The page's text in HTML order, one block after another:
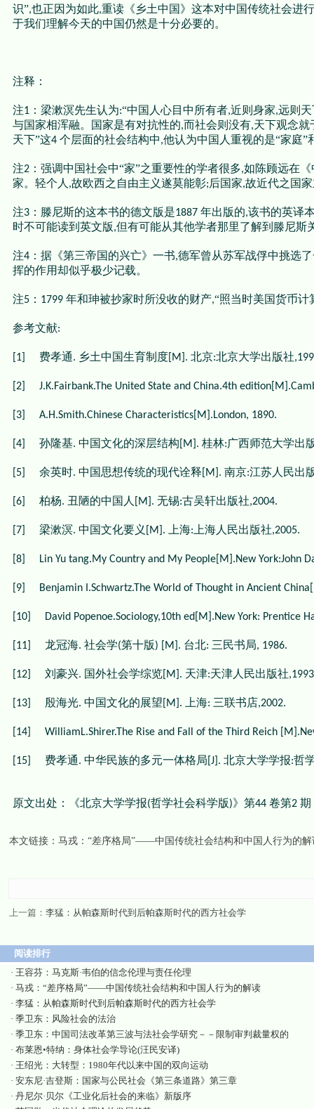
识”,也正因为如此,重读《乡土中国》这本对中国传统社会进
于我们理解今天的中国仍然是十分必要的。
注释：
注1 ：梁漱溟先生认为:“中国人心目中所有者,近则身家,远则天
与国家相浑融。国家是有对抗性的,而社会则没有,天下观念就
天下”这4 个层面的社会结构中,他认为中国人重视的是“家庭”
注2：强调中国社会中“家”之重要性的学者很多,如陈顾远在
家。轻个人 ,故欧西之自由主义遂莫能彰;后国家,故近代之国
注3：滕尼斯的这本书的德文版是1887 年出版的,该书的英译
时不可能读到英文版,但有可能从其他学者那里了解到滕尼斯
注4：据《第三帝国的兴亡》一书,德军曾从苏军战俘中挑选
挥的作用却似乎极少记载。
注5： 1799 年和珅被抄家时所没收的财产,“照当时美国货币计
参考文献:
[1] 费孝通. 乡土中国生育制度[M]. 北京:北京大学出版社
[2] J.K.Fairbank.The United State and China.4th
[3] A.H.Smith.Chinese Characteristics[M].London, 1890.
[4] 孙隆基. 中国文化的深层结构 [M]. 桂林:广西师范大学出
[5] 余英时. 中国思想传统的现代诠释 [M]. 南京:江苏人民出
[6] 柏杨. 丑陋的中国人 [M]. 无锡:古吴轩出版社,2004.
[7] 梁漱溟. 中国文化要义 [M]. 上海: 上海人民出版社,2005.
[8] Lin Yu tang.My Country and My People[M].New York:John
[9] Benjamin I.Schwartz.The World of Thought in Ancient
[10] David Popenoe.Sociology,10th ed[M].New York: Prentice
[11] 龙冠海. 社会学(第十版) [M]. 台北: 三民书局, 1986.
[12] 刘豪兴. 国外社会学综览[M]. 天津:天津人民出版社
[13] 殷海光. 中国文化的展望 [M]. 上海: 三联书店,2002.
[14] WilliamL.Shirer.The Rise and Fall of the Third Reich
[15] 费孝通. 中华民族的多元一体格局 [J]. 北京大学学报:哲
原文出处：《北京大学学报(哲学社会科学版)》第44 卷第2 期
本文链接： 马戎：“差序格局”——中国传统社会结构和中国人行为的解
上一篇： 李猛：从帕森斯时代到后帕森斯时代的西方社会学
阅读排行
· 王容芬：马克斯·韦伯的信念伦理与责任伦理
· 马戎：“差序格局”——中国传统社会结构和中国人行为的解读
· 李猛：从帕森斯时代到后帕森斯时代的西方社会学
· 季卫东：风险社会的法治
· 季卫东：中国司法改革第三波与法社会学研究－－限制审判裁量权的
· 布莱恩•特纳：身体社会学导论(汪民安译)
· 王绍光：大转型：1980年代以来中国的双向运动
· 安东尼·吉登斯：国家与公民社会《第三条道路》第三章
· 丹尼尔·贝尔《工业化后社会的来临》新版序